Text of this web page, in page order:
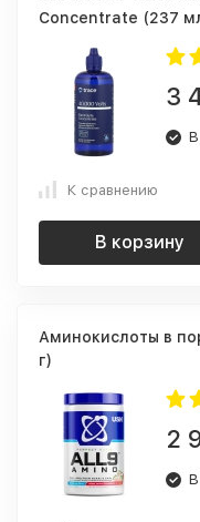
Concentrate (237
3
В
К сравнению
В корзину
Аминокислоты в
г)
2
В